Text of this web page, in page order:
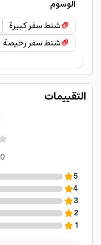
الوسوم
شنط سفر كبيرة
شنط سفر رخيصة
التقييمات
0
5
4
3
2
1